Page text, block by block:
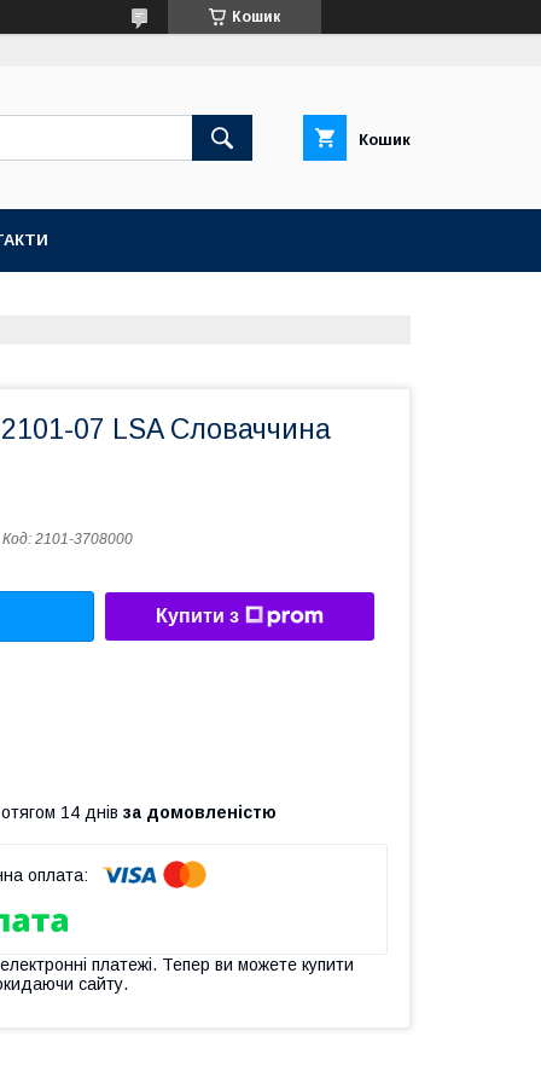
Кошик
Кошик
07 LSA Словаччина
Код: 2101-3708000
Купити з
14 днів за домовленістю
платежі. Тепер ви можете купити
сайту.